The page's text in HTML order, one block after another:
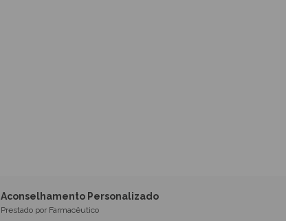
Aconselhamento Personalizado
Prestado por Farmacêutico